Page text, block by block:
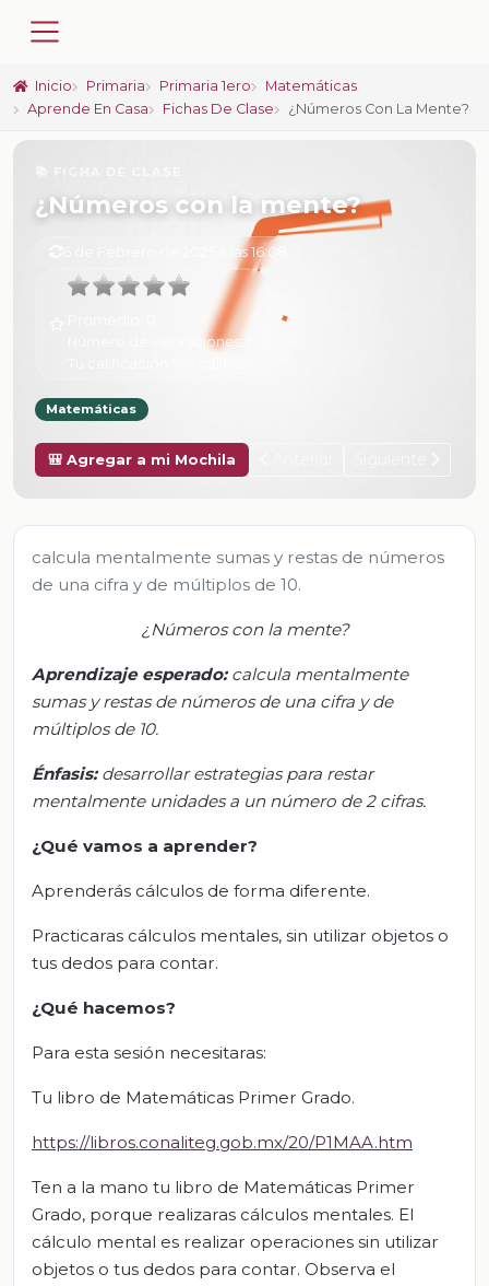
Inicio Primaria Primaria 1ero
Matemáticas
Aprende En Casa
Fichas De Clase ¿Números Con La Mente?
¿Números con la mente?
6 de Febrero de 2025 a las 16:08
Número de valoraciones:
Matemáticas
🎒 Agregar a mi Mochila
calcula mentalmente sumas y restas de números
de una cifra y de múltiplos de 10.
¿Números con la mente?
Aprendizaje esperado:calcula mentalmente
sumas y restas de números de una cifra y de
múltiplos de 10.
Énfasis: desarrollar estrategias para restar
mentalmente unidades a un número de 2 cifras.
¿Qué vamos a aprender?
Aprenderás cálculos de forma diferente.
Practicaras cálculos mentales, sin utilizar objetos o
tus dedos para contar.
¿Qué hacemos?
Para esta sesión necesitaras:
Tu libro de Matemáticas Primer Grado.
https://libros.conaliteg.gob.mx/20/P1MAA.htm
Ten a la mano tu libro de Matemáticas Primer
Grado, porque realizaras cálculos mentales. El
cálculo mental es realizar operaciones sin utilizar
objetos o tus dedos para contar. Observa el